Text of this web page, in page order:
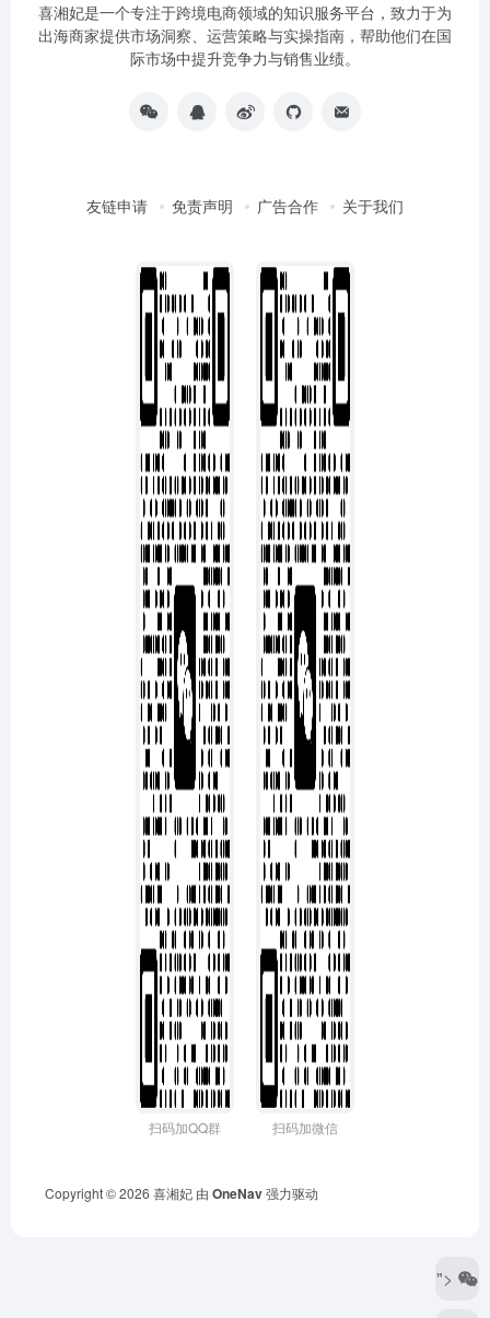
喜湘妃是一个专注于跨境电商领域的知识服务平台，致力于为
出海商家提供市场洞察、运营策略与实操指南，帮助他们在国
际市场中提升竞争力与销售业绩。
友链申请 免责声明 广告合作 关于我们
扫码加QQ群 扫码加微信
Copyright © 2026 喜湘妃 由 OneNav强力驱动
">